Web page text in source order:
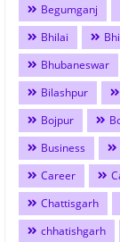
Begumganj
Bhilai
Bhubaneswar
Bilashpur
Bojpur
Business
Career
Chattisgarh
chhatishgarh